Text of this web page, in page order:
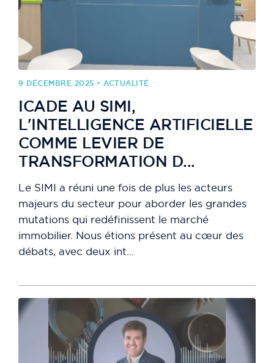
9 DÉCEMBRE 2025 • ACTUALITÉ
ICADE AU SIMI,
L'INTELLIGENCE ARTIFICIELLE
COMME LEVIER DE
TRANSFORMATION D...
Le SIMI a réuni une fois de plus les acteurs
majeurs du secteur pour aborder les grandes
mutations qui redéfinissent le marché
immobilier. Nous étions présent au cœur des
débats, avec deux int...